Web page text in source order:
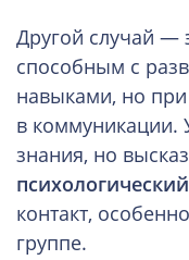
Другой случай —
способным с
навыками, но
в коммуникации.
знания, но
контакт,
группе.